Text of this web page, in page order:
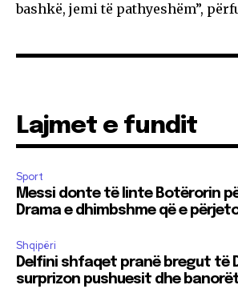
bashkë, jemi të pathyeshëm”,
Lajmet e fundit
Sport
Messi donte të linte Botërorin
Drama e dhimbshme që e
Shqipëri
Delfini shfaqet pranë bregut të
surprizon pushuesit dhe banorët